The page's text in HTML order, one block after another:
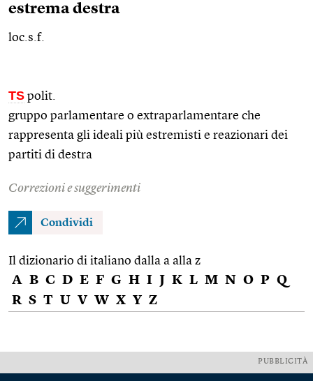
estrema destra
loc.s.f.
TS polit.
gruppo parlamentare o extraparlamentare che
rappresenta gli ideali più estremisti e reazionari dei
partiti di destra
Correzioni e suggerimenti
Condividi
Il dizionario di italiano dalla a alla z
A B C D E F G H I J K L M N O P Q
R S T U V W X Y Z
PUBBLICITÀ